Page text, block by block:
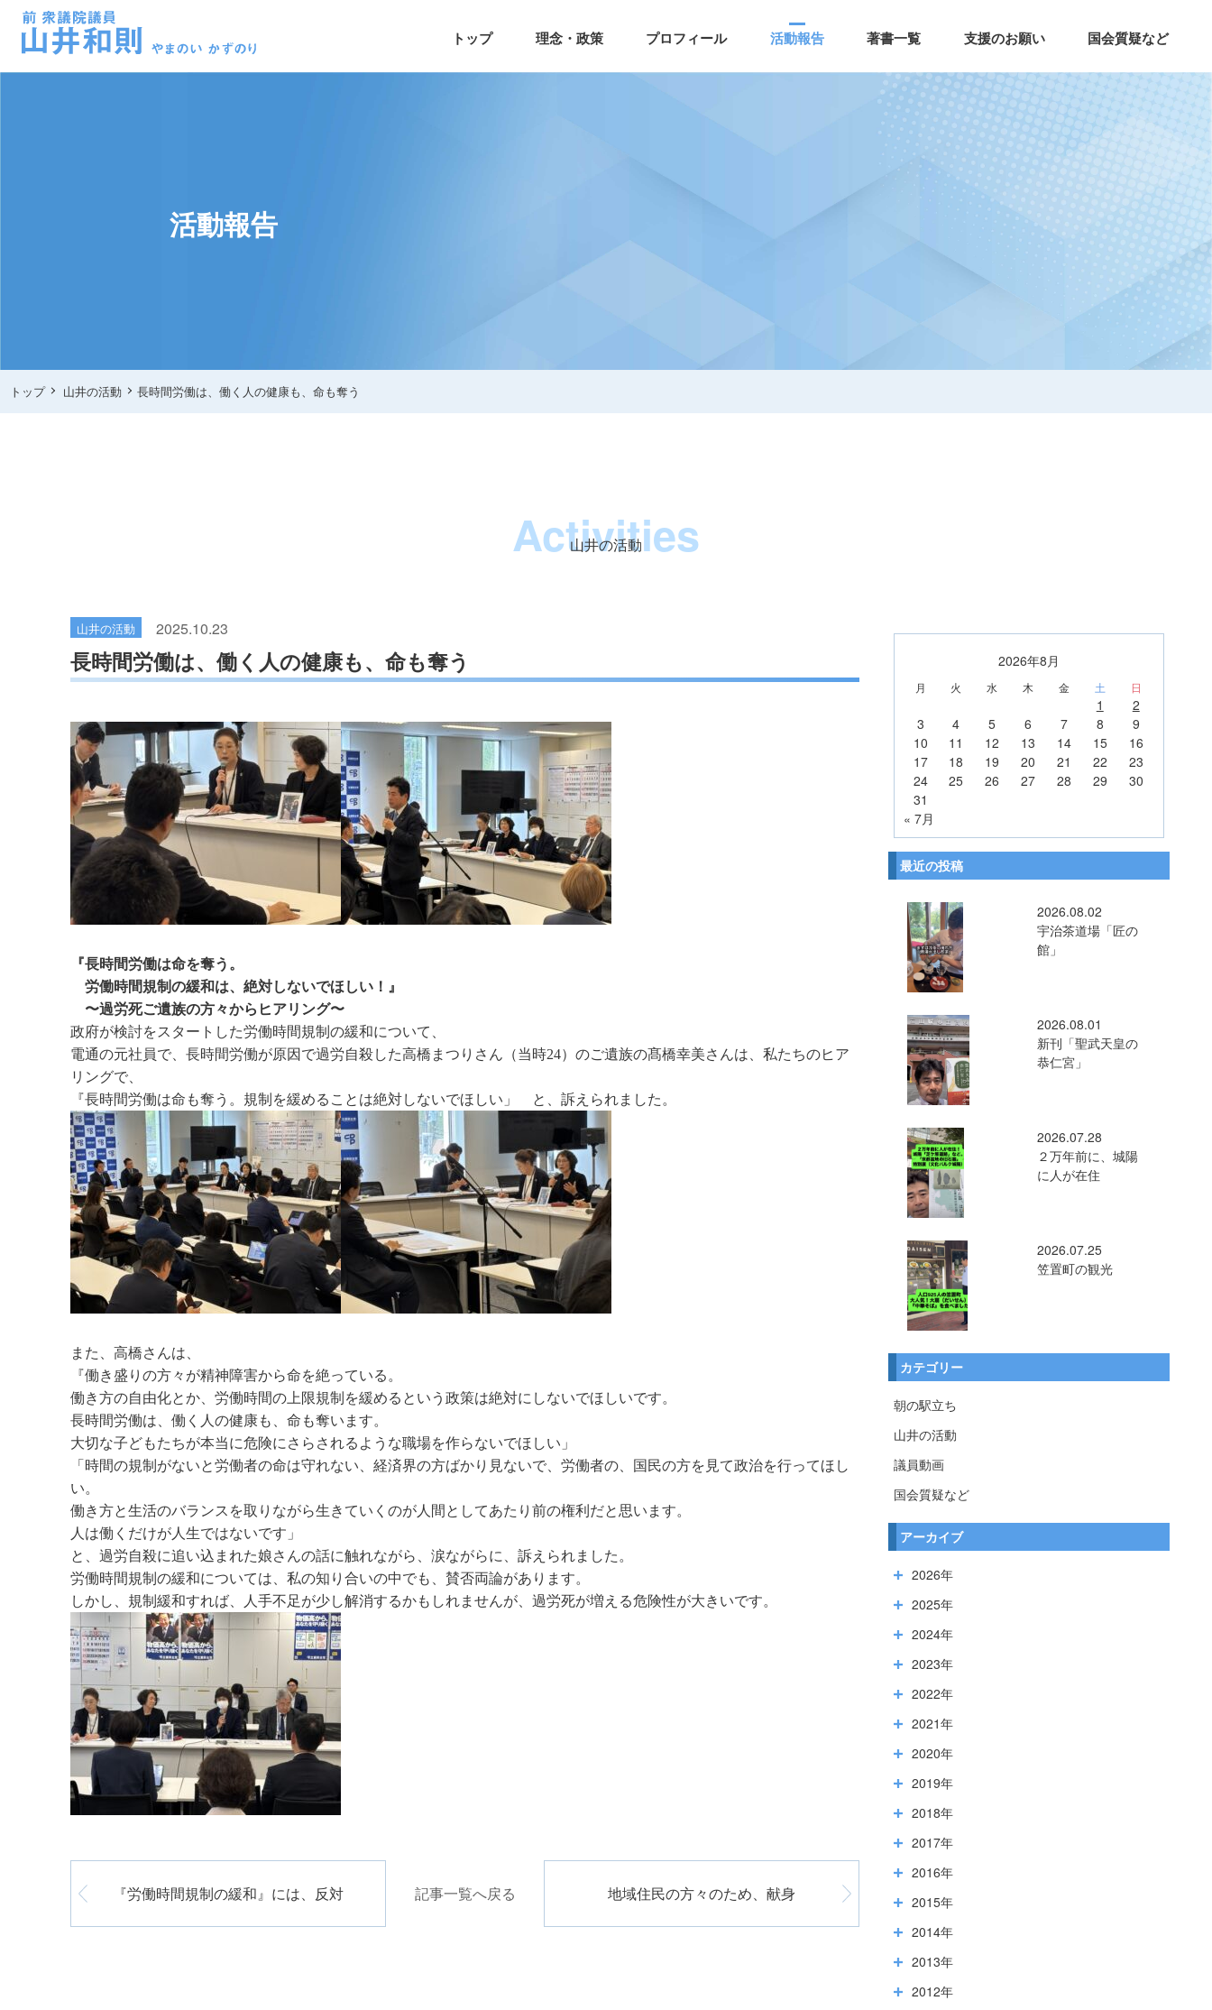
トップ 理念・政策 プロフィール 活動報告 著書一覧 支援のお願い 国会質疑など
活動報告
トップ 山井の活動 長時間労働は、働く人の健康も、命も奪う
Activities
山井の活動
山井の活動 2025.10.23
長時間労働は、働く人の健康も、命も奪う
『長時間労働は命を奪う。
労働時間規制の緩和は、絶対しないでほしい！』
〜過労死ご遺族の方々からヒアリング〜
政府が検討をスタートした労働時間規制の緩和について、
電通の元社員で、長時間労働が原因で過労自殺した高橋まつりさん（当時24）のご遺族の髙橋幸美さんは、私たちのヒア
リングで、
『長時間労働は命も奪う。規制を緩めることは絶対しないでほしい」 と、訴えられました。
また、高橋さんは、
『働き盛りの方々が精神障害から命を絶っている。
働き方の自由化とか、労働時間の上限規制を緩めるという政策は絶対にしないでほしいです。
長時間労働は、働く人の健康も、命も奪います。
大切な子どもたちが本当に危険にさらされるような職場を作らないでほしい」
「時間の規制がないと労働者の命は守れない、経済界の方ばかり見ないで、労働者の、国民の方を見て政治を行ってほし
い。
働き方と生活のバランスを取りながら生きていくのが人間としてあたり前の権利だと思います。
人は働くだけが人生ではないです」
と、過労自殺に追い込まれた娘さんの話に触れながら、涙ながらに、訴えられました。
労働時間規制の緩和については、私の知り合いの中でも、賛否両論があります。
しかし、規制緩和すれば、人手不足が少し解消するかもしれませんが、過労死が増える危険性が大きいです。
『労働時間規制の緩和』には、反対 記事一覧へ戻る 地域住民の方々のため、献身
2026年8月
月 火 水 木 金 土 日
1
2
3
4 5 6 7 8
9
10
11 12 13 14 15
16
17
18 19 20 21 22
23
24
25 26 27 28 29
30
31
« 7月
最近の投稿
2026.08.02
宇治茶道場「匠の
館」
2026.08.01
新刊「聖武天皇の
恭仁宮」
2026.07.28
２万年前に、城陽
に人が在住
2026.07.25
笠置町の観光
カテゴリー
朝の駅立ち
山井の活動
議員動画
国会質疑など
アーカイブ
2026年
2025年
2024年
2023年
2022年
2021年
2020年
2019年
2018年
2017年
2016年
2015年
2014年
2013年
2012年